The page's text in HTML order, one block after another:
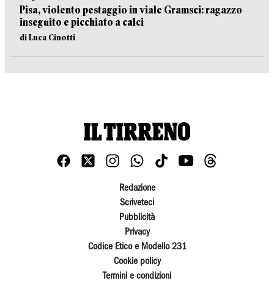
Pisa, violento pestaggio in viale Gramsci: ragazzo
inseguito e picchiato a calci
di Luca Cinotti
Redazione
Scriveteci
Pubblicità
Privacy
Codice Etico e Modello 231
Cookie policy
Termini e condizioni